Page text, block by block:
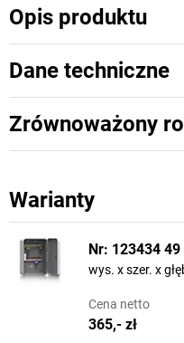
Opis produktu
Dane techniczne
Zrównoważony
Warianty
Nr: 123434 49
wys. x szer. x
Cena netto
365,- zł